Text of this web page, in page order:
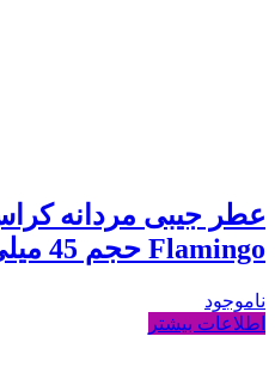
Flamingo حجم 45 میلی لیتر
ناموجود
اطلاعات بیشتر